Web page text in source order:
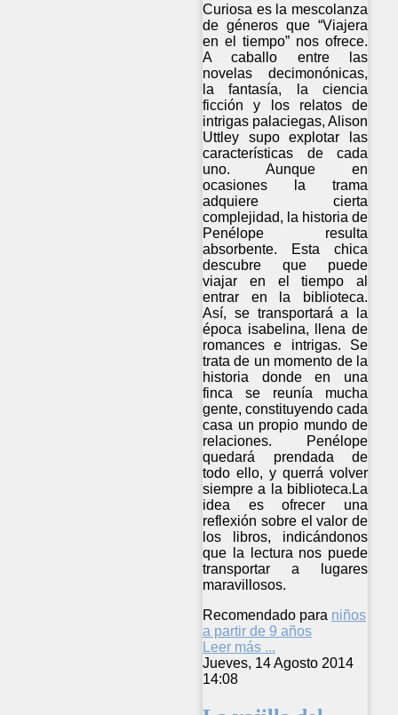
Curiosa es la mescolanza
de géneros que “Viajera
en el tiempo” nos ofrece.
A caballo entre las
novelas decimonónicas,
la fantasía, la ciencia
ficción y los relatos de
intrigas palaciegas, Alison
Uttley supo explotar las
características de cada
uno. Aunque en
ocasiones la trama
adquiere cierta
complejidad, la historia de
Penélope resulta
absorbente. Esta chica
descubre que puede
viajar en el tiempo al
entrar en la biblioteca.
Así, se transportará a la
época isabelina, llena de
romances e intrigas. Se
trata de un momento de la
historia donde en una
finca se reunía mucha
gente, constituyendo cada
casa un propio mundo de
relaciones. Penélope
quedará prendada de
todo ello, y querrá volver
siempre a la biblioteca.La
idea es ofrecer una
reflexión sobre el valor de
los libros, indicándonos
que la lectura nos puede
transportar a lugares
maravillosos.
Recomendado para niños
a partir de 9 años
Leer más ...
Jueves, 14 Agosto 2014
14:08